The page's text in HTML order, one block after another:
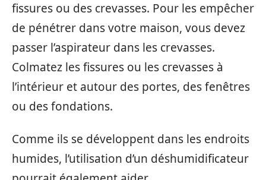
fissures ou des crevasses. Pour les empêcher
de pénétrer dans votre maison, vous devez
passer l’aspirateur dans les crevasses.
Colmatez les fissures ou les crevasses à
l’intérieur et autour des portes, des fenêtres
ou des fondations.
Comme ils se développent dans les endroits
humides, l’utilisation d’un déshumidificateur